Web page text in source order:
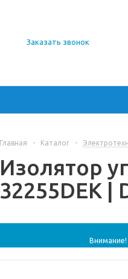
Заказать звонок
Главная - Каталог -
Изолятор
32255DEK |
Внимание!